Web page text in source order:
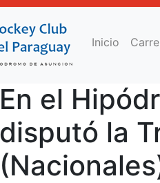
Inicio
En el
disputó la